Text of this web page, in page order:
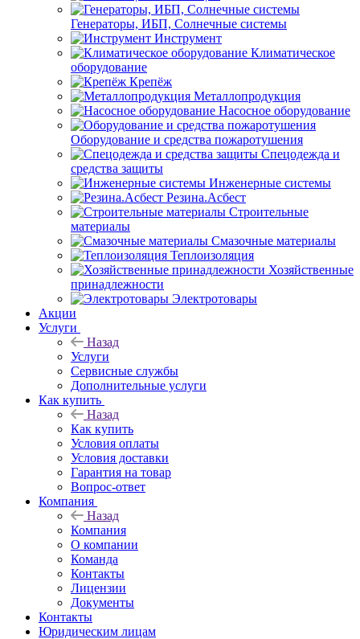
Генераторы, ИБП, Солнечные системы
Инструмент
Климатическое
оборудование
Крепёж
Металлопродукция
Насосное оборудование
Оборудование и средства пожаротушения
Спецодежда и
средства защиты
Инженерные системы
Резина.Асбест
Строительные
материалы
Смазочные материалы
Теплоизоляция
Хозяйственные
принадлежности
Электротовары
Акции
Услуги
Назад
Услуги
Сервисные службы
Дополнительные услуги
Как купить
Назад
Как купить
Условия оплаты
Условия доставки
Гарантия на товар
Вопрос-ответ
Компания
Назад
Компания
О компании
Команда
Контакты
Лицензии
Документы
Контакты
Юридическим лицам